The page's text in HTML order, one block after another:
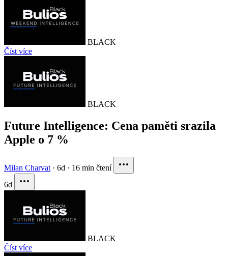
BLACK
Číst více
BLACK
Future Intelligence: Cena paměti srazila
Apple o 7 %
Milan Charvat · 6d · 16 min čtení
6d
BLACK
Číst více